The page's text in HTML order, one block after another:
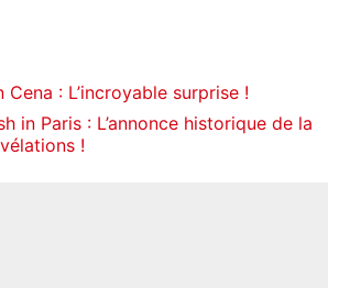
Cena : L’incroyable surprise !
in Paris : L’annonce historique de la
!